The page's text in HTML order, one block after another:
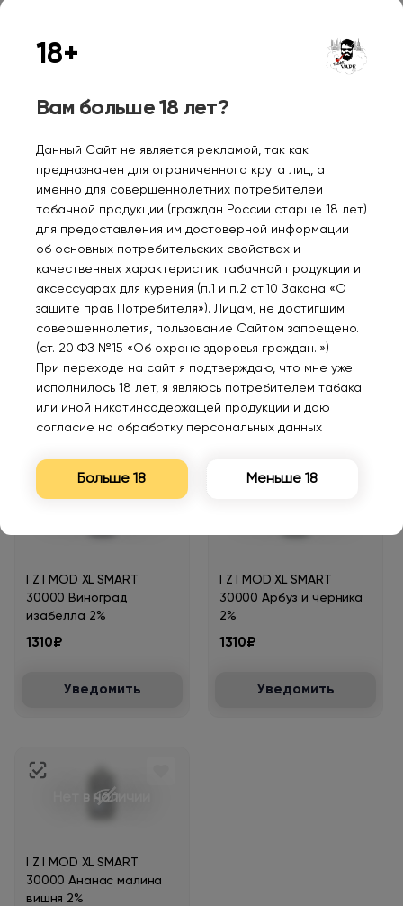
Нет в наличии
I Z I MOD XL SMART
30000 Вишневая кола
со льдом 2%
1310₽
Уведомить
Нет в наличии
30000 Виноград сочная
дыня 2%
Уведомить
I Z I MOD XL SMART
30000 Виноград
изабелла 2%
1310₽
Уведомить
I Z I MOD XL SMART
30000 Арбуз и черника
2%
1310₽
Уведомить
Нет в наличии
I Z I MOD XL SMART
30000 Ананас малина
вишня 2%
18+
Вам больше 18 лет?
Данный Сайт не является рекламой, так как
предназначен для ограниченного круга лиц, а
именно для совершеннолетних потребителей
табачной продукции (граждан России старше 18 лет)
для предоставления им достоверной информации
об основных потребительских свойствах и
качественных характеристик табачной продукции и
аксессуарах для курения (п.1 и п.2 ст.10 Закона «О
защите прав Потребителя»). Лицам, не достигшим
совершеннолетия, пользование Сайтом запрещено.
(ст. 20 ФЗ №15 «Об охране здоровья граждан..»)
При переходе на сайт я подтверждаю, что мне уже
исполнилось 18 лет, я являюсь потребителем табака
или иной никотинсодержащей продукции и даю
согласие на обработку персональных данных
Больше 18 Меньше 18